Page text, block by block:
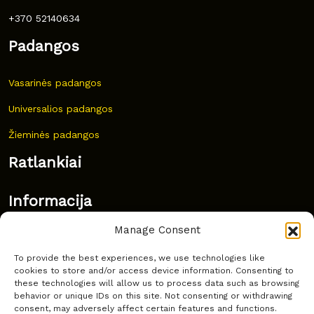
Manage Consent
To provide the best experiences, we use technologies like
cookies to store and/or access device information. Consenting to
these technologies will allow us to process data such as browsing
behavior or unique IDs on this site. Not consenting or withdrawing
consent, may adversely affect certain features and functions.
+370 52140634
Padangos
Vasarinės padangos
Universalios padangos
Žieminės padangos
Ratlankiai
Informacija
Dažnai užduodami klausimai
Kur nusipirkti?